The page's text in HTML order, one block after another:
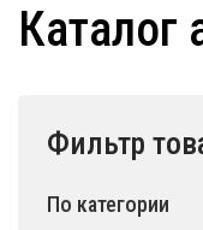
Каталог
Фильтр
По категории